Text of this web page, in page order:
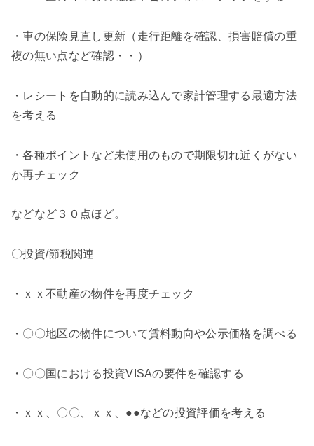
・車の保険見直し更新（走行距離を確認、損害賠償の重
複の無い点など確認・・）
・レシートを自動的に読み込んで家計管理する最適方法
を考える
・各種ポイントなど未使用のもので期限切れ近くがない
か再チェック
などなど３０点ほど。
〇投資/節税関連
・ｘｘ不動産の物件を再度チェック
・〇〇地区の物件について賃料動向や公示価格を調べる
・〇〇国における投資VISAの要件を確認する
・ｘｘ、〇〇、ｘｘ、●●などの投資評価を考える